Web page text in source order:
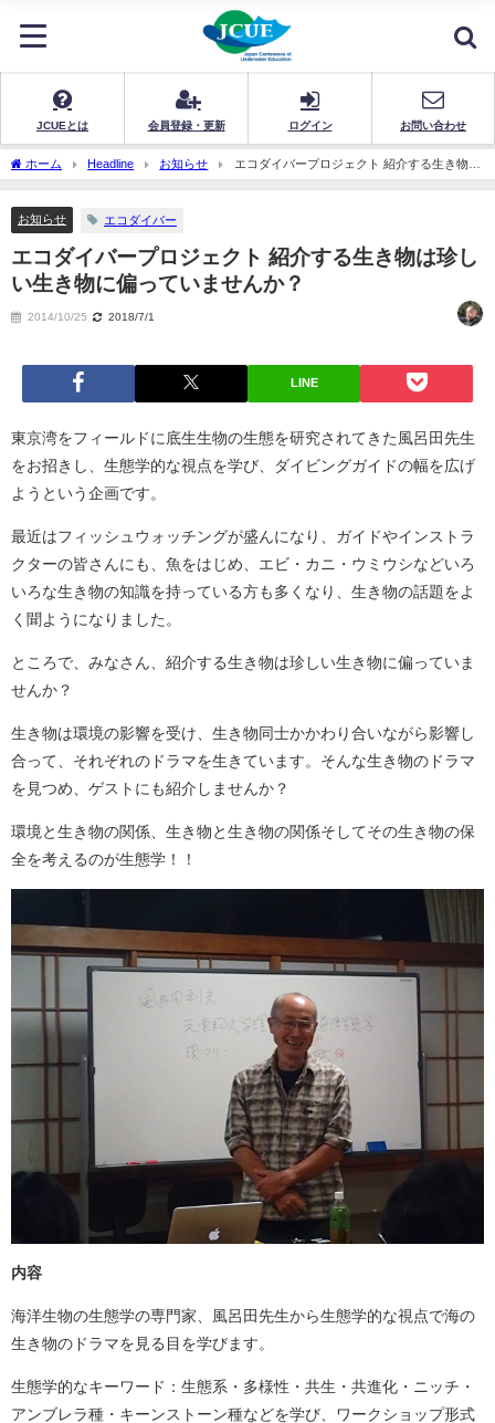
JCUEとは 会員登録・更新 ログイン お問い合わせ
ホーム Headline お知らせ
エコダイバープロジェクト 紹介する生き物は
珍しい生き物に偏っていませんか？
お知らせ エコダイバー
エコダイバープロジェクト 紹介する生き物は珍し
い生き物に偏っていませんか？
2014/10/25 2018/7/1
LINE
東京湾をフィールドに底生生物の生態を研究されてきた風呂田先生
をお招きし、生態学的な視点を学び、ダイビングガイドの幅を広げ
ようという企画です。
最近はフィッシュウォッチングが盛んになり、ガイドやインストラ
クターの皆さんにも、魚をはじめ、エビ・カニ・ウミウシなどいろ
いろな生き物の知識を持っている方も多くなり、生き物の話題をよ
く聞ようになりました。
ところで、みなさん、紹介する生き物は珍しい生き物に偏っていま
せんか？
生き物は環境の影響を受け、生き物同士かかわり合いながら影響し
合って、それぞれのドラマを生きています。そんな生き物のドラマ
を見つめ、ゲストにも紹介しませんか？
環境と生き物の関係、生き物と生き物の関係そしてその生き物の保
全を考えるのが生態学！！
内容
海洋生物の生態学の専門家、風呂田先生から生態学的な視点で海の
生き物のドラマを見る目を学びます。
生態学的なキーワード：生態系・多様性・共生・共進化・ニッチ・
アンブレラ種・キーンストーン種などを学び、ワークショップ形式